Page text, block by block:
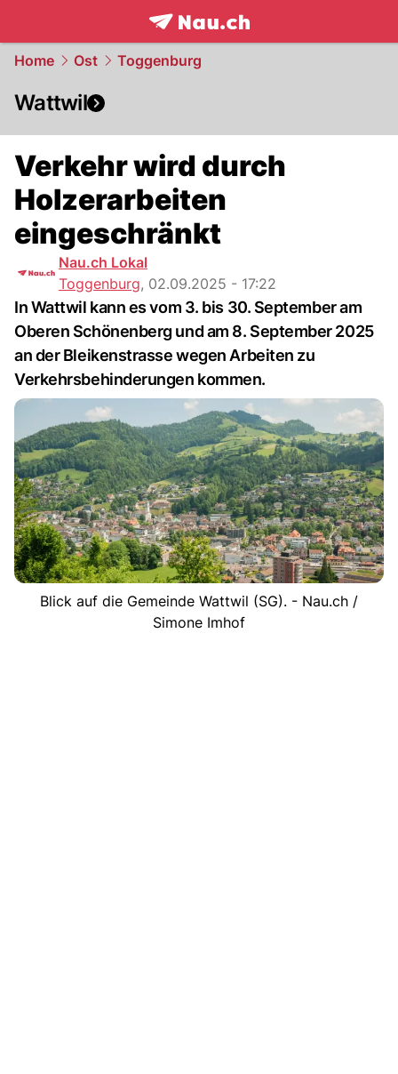
frontpage.NAU.ch
Home Ost Toggenburg
Wattwil
Verkehr wird durch
Holzerarbeiten
eingeschränkt
Nau.ch Lokal
Toggenburg, 02.09.2025 - 17:22
In Wattwil kann es vom 3. bis 30. September am
Oberen Schönenberg und am 8. September 2025
an der Bleikenstrasse wegen Arbeiten zu
Verkehrsbehinderungen kommen.
Blick auf die Gemeinde Wattwil (SG). - Nau.ch /
Simone Imhof